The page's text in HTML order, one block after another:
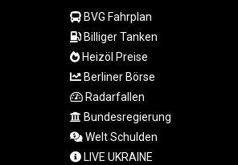
KMF 493.401915
KRW
1644.196411
KYD 0.962469
KZT 541.953128
LAK
26120.269022
LBP
BVG Fahrplan
Billiger Tanken
Heizöl Preise
Berliner Börse
Radarfallen
Bundesregierung
Welt Schulden
LIVE UKRAINE